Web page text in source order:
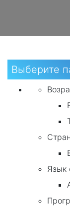
Выберите
Язык